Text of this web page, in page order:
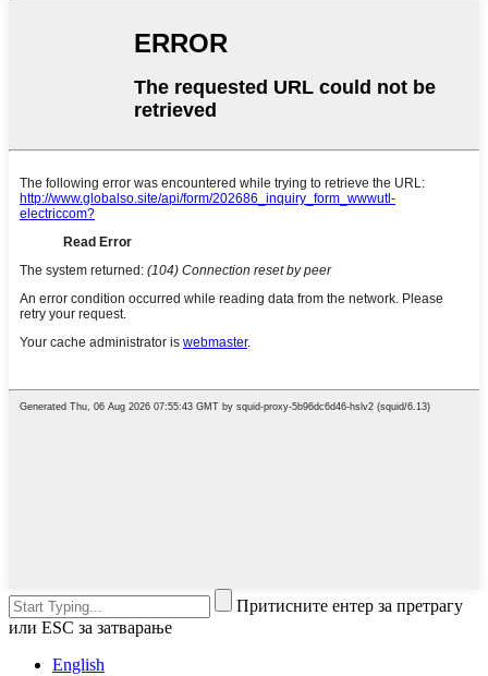
Притисните ентер за претрагу
или ESC за затварање
English